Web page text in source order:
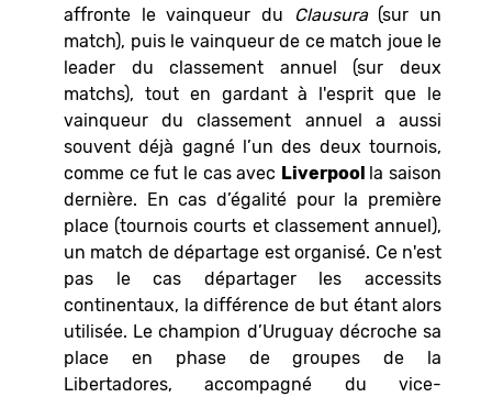
affronte le vainqueur du
Clausura(sur un
match), puis le vainqueur de ce match joue le
leader du classement annuel (sur deux
matchs), tout en gardant à l'esprit que le
vainqueur du classement annuel a aussi
souvent déjà gagné l’un des deux tournois,
comme ce fut le cas avec Liverpool
la saison
dernière. En cas d’égalité pour la première
place (tournois courts et classement annuel),
un match de départage est organisé. Ce n'est
pas le cas départager les accessits
continentaux, la différence de but étant alors
utilisée. Le champion d’Uruguay décroche sa
place en phase de groupes de la
Libertadores, accompagné du vice-